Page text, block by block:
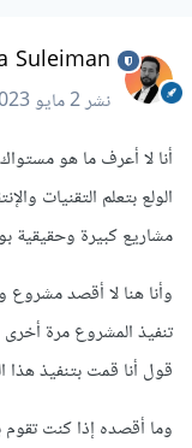
Suleiman
نشر2 مايو 2023
أنا لا أعرف ما هو
الولع بتعلم التقنيات
مشاريع كبيرة وحقيقية
وأنا هنا لا أقصد
تنفيذ المشروع مرة
قول أنا قمت بتنفيذ
وما أقصده إذا كنت